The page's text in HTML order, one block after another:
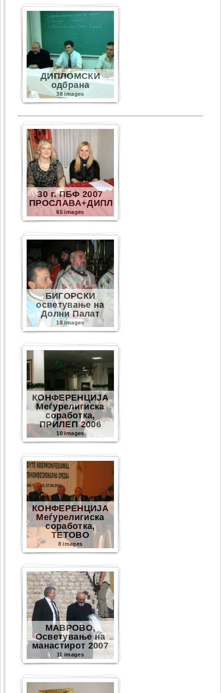
ДИПЛОМСКИ
одбрана
38 images
30 г. ПБФ 2007
ПРОСЛАВА+ДИПЛОМИ
65 images
БИГОРСКИ
осветување на
Долни Палат
18 images
КОНФЕРЕНЦИЈА
Меѓурелигиска
соработка,
ПРИЛЕП 2006
10 images
КОНФЕРЕНЦИЈА
Меѓурелигиска
соработка,
ТЕТОВО
8 images
МАВРОВО,
Осветување на
манастирот 2007
11 images